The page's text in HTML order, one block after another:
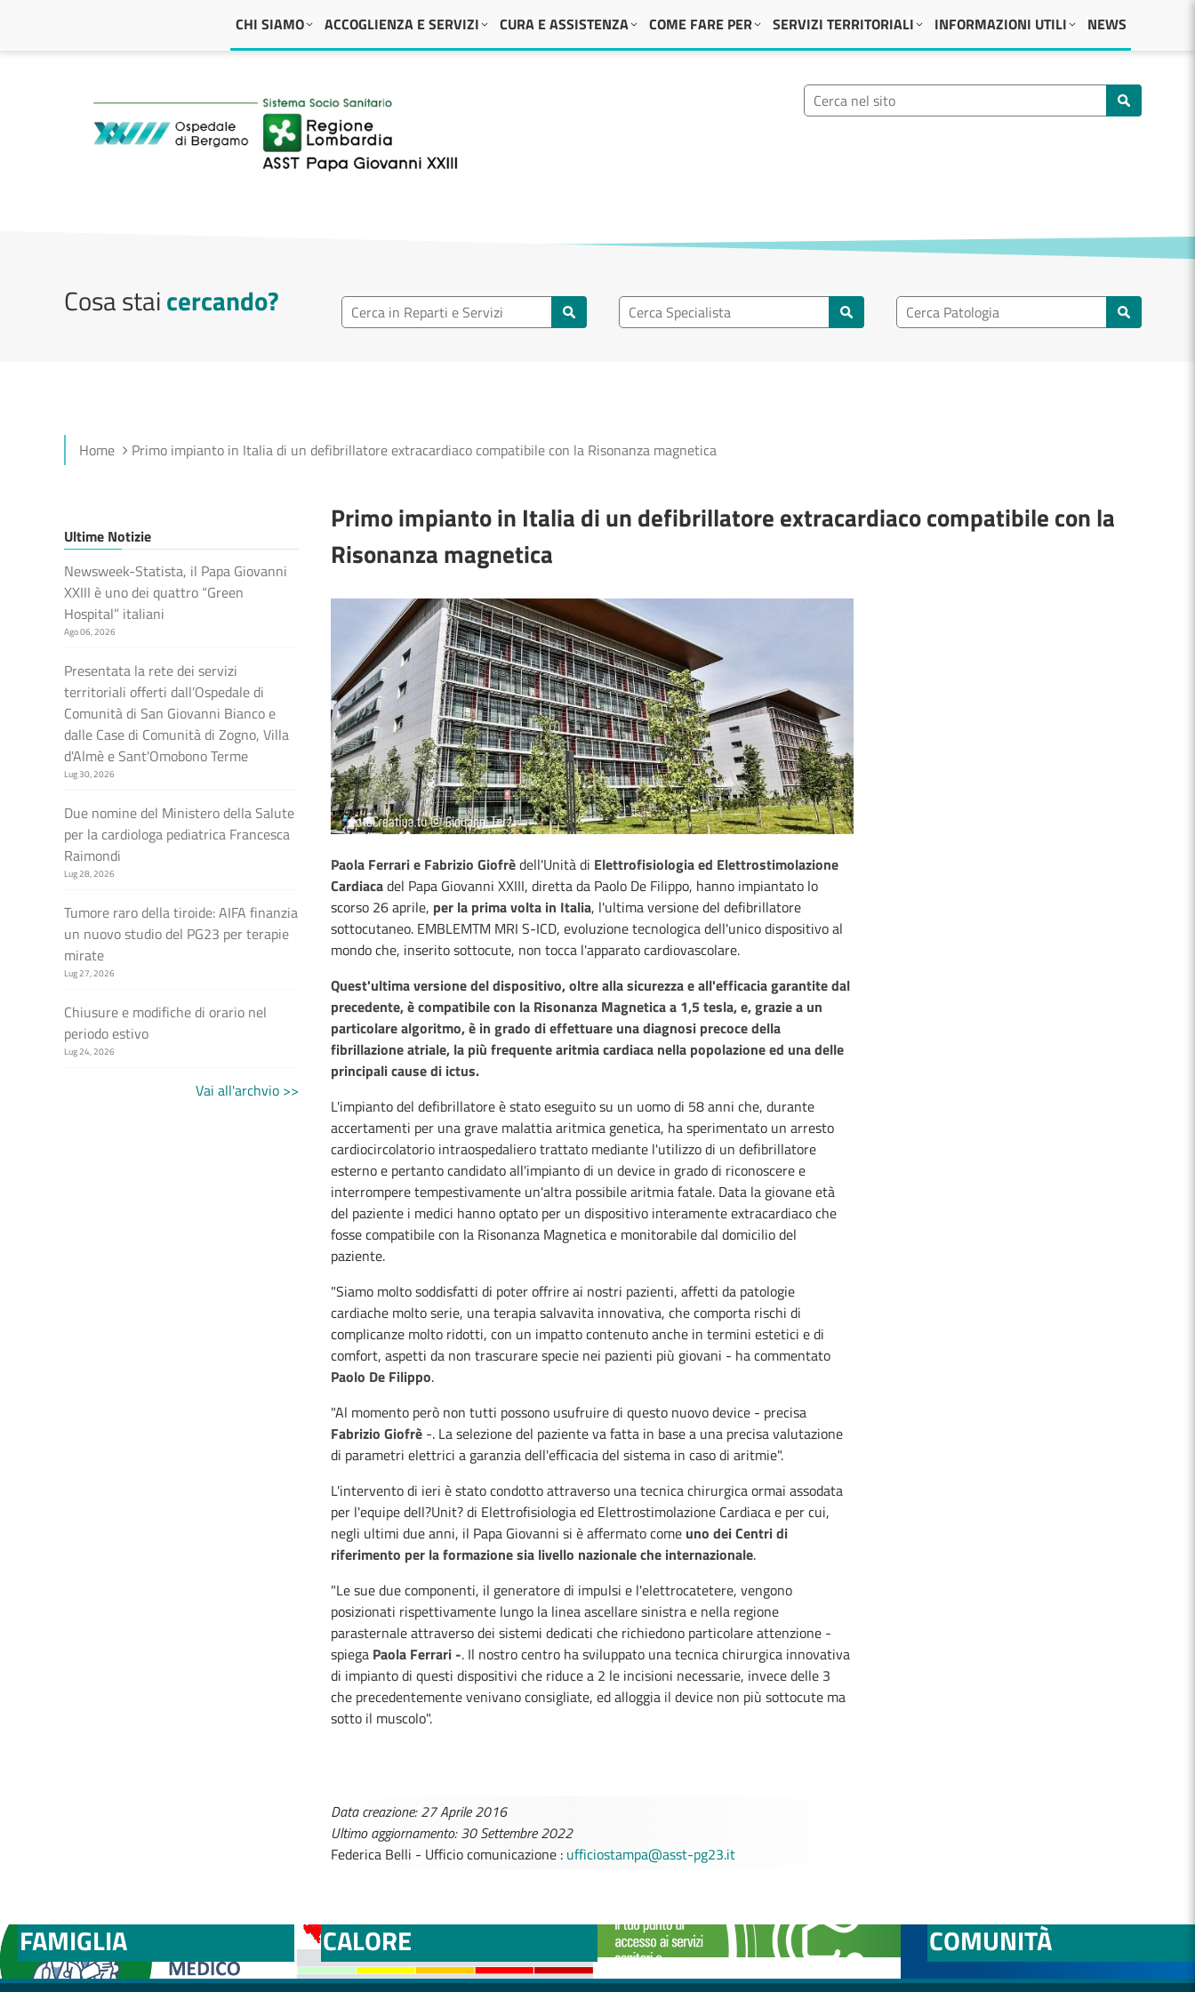
Navigazione principaleCHI SIAMO ACCOGLIENZA E SERVIZI CURA E ASSISTENZA COME FARE PER SERVIZI TERRITORIALI INFORMAZIONI UTILI NEWS
ASST Papa Giovanni XXIII
Ricerca nel sito
Cosa staicercando? Ricerca reparto Ricerca specialisti Ricerca nel patologia
Home Primo impianto in Italia di un defibrillatore extracardiaco compatibile con la Risonanza magnetica
Primo impianto in Italia di un defibrillatore extracardiaco compatibile con la
Risonanza magnetica
Paola Ferrari e Fabrizio Giofrèdell'Unità di Elettrofisiologia ed Elettrostimolazione
Cardiacadel Papa Giovanni XXIII, diretta da Paolo De Filippo, hanno impiantato lo
scorso 26 aprile, per la prima volta in Italia, l'ultima versione del defibrillatore
sottocutaneo. EMBLEMTM MRI S-ICD, evoluzione tecnologica dell'unico dispositivo al
mondo che, inserito sottocute, non tocca l'apparato cardiovascolare.
Quest'ultima versione del dispositivo, oltre alla sicurezza e all'efficacia garantite dal
precedente, è compatibile con la Risonanza Magnetica a 1,5 tesla, e, grazie a un
particolare algoritmo, è in grado di effettuare una diagnosi precoce della
fibrillazione atriale, la più frequente aritmia cardiaca nella popolazione ed una delle
principali cause di ictus.
L'impianto del defibrillatore è stato eseguito su un uomo di 58 anni che, durante
accertamenti per una grave malattia aritmica genetica, ha sperimentato un arresto
cardiocircolatorio intraospedaliero trattato mediante l'utilizzo di un defibrillatore
esterno e pertanto candidato all'impianto di un device in grado di riconoscere e
interrompere tempestivamente un'altra possibile aritmia fatale. Data la giovane età
del paziente i medici hanno optato per un dispositivo interamente extracardiaco che
fosse compatibile con la Risonanza Magnetica e monitorabile dal domicilio del
paziente.
"Siamo molto soddisfatti di poter offrire ai nostri pazienti, affetti da patologie
cardiache molto serie, una terapia salvavita innovativa, che comporta rischi di
complicanze molto ridotti, con un impatto contenuto anche in termini estetici e di
comfort, aspetti da non trascurare specie nei pazienti più giovani - ha commentato
Paolo De Filippo.
"Al momento però non tutti possono usufruire di questo nuovo device - precisa
Fabrizio Giofrè -. La selezione del paziente va fatta in base a una precisa valutazione
di parametri elettrici a garanzia dell'efficacia del sistema in caso di aritmie".
L'intervento di ieri è stato condotto attraverso una tecnica chirurgica ormai assodata
per l'equipe dell?Unit? di Elettrofisiologia ed Elettrostimolazione Cardiaca e per cui,
negli ultimi due anni, il Papa Giovanni si è affermato come uno dei Centri di
riferimento per la formazione sia livello nazionale che internazionale.
"Le sue due componenti, il generatore di impulsi e l'elettrocatetere, vengono
posizionati rispettivamente lungo la linea ascellare sinistra e nella regione
parasternale attraverso dei sistemi dedicati che richiedono particolare attenzione -
spiega Paola Ferrari -. Il nostro centro ha sviluppato una tecnica chirurgica innovativa
di impianto di questi dispositivi che riduce a 2 le incisioni necessarie, invece delle 3
che precedentemente venivano consigliate, ed alloggia il device non più sottocute ma
sotto il muscolo".
Data creazione: 27 Aprile 2016
Ultimo aggiornamento: 30 Settembre 2022
Federica Belli - Ufficio comunicazione : ufficiostampa@asst-pg23.it
Ultime Notizie
Newsweek-Statista, il Papa Giovanni
XXIII è uno dei quattro “Green
Hospital” italiani
Ago 06, 2026
Presentata la rete dei servizi
territoriali offerti dall’Ospedale di
Comunità di San Giovanni Bianco e
dalle Case di Comunità di Zogno, Villa
d'Almè e Sant'Omobono Terme
Lug 30, 2026
Due nomine del Ministero della Salute
per la cardiologa pediatrica Francesca
Raimondi
Lug 28, 2026
Tumore raro della tiroide: AIFA finanzia
un nuovo studio del PG23 per terapie
mirate
Lug 27, 2026
Chiusure e modifiche di orario nel
periodo estivo
Lug 24, 2026
Vai all'archvio >>
FAMIGLIA
CALORE
COMUNITÀ